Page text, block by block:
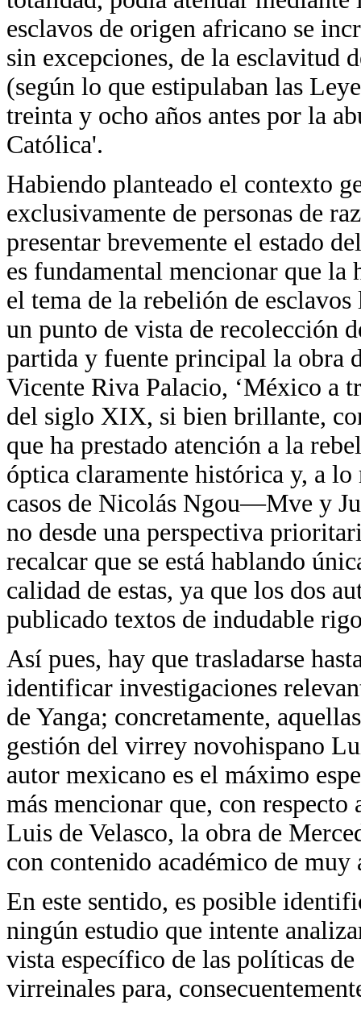
esclavos de origen africano se
sin excepciones, de la esclavitud
(según lo que estipulaban las
treinta y ocho años antes por la
Católica'.
Habiendo planteado el contexto
exclusivamente de personas de
presentar brevemente el estado
es fundamental mencionar que
el tema de la rebelión de
un punto de vista de recolección
partida y fuente principal la obra
Vicente Riva Palacio, ‘México a
del siglo XIX, si bien brillante,
que ha prestado atención a la
óptica claramente histórica y, a
casos de Nicolás Ngou—Mve y
no desde una perspectiva
recalcar que se está hablando
calidad de estas, ya que los dos
publicado textos de indudable
Así pues, hay que trasladarse
identificar investigaciones
de Yanga; concretamente,
gestión del virrey novohispano
autor mexicano es el máximo
más mencionar que, con
Luis de Velasco, la obra de
con contenido académico de
En este sentido, es posible
ningún estudio que intente
vista específico de las políticas
virreinales para,